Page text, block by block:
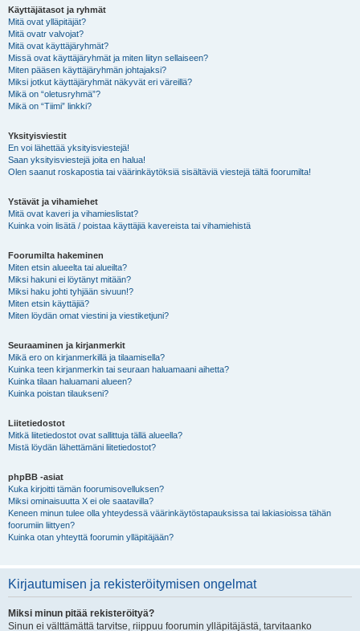
Käyttäjätasot ja ryhmät
Mitä ovat ylläpitäjät?
Mitä ovatr valvojat?
Mitä ovat käyttäjäryhmät?
Missä ovat käyttäjäryhmät ja miten liityn sellaiseen?
Miten pääsen käyttäjäryhmän johtajaksi?
Miksi jotkut käyttäjäryhmät näkyvät eri väreillä?
Mikä on “oletusryhmä”?
Mikä on “Tiimi” linkki?
Yksityisviestit
En voi lähettää yksityisviestejä!
Saan yksityisviestejä joita en halua!
Olen saanut roskapostia tai väärinkäytöksiä sisältäviä viestejä tältä foorumilta!
Ystävät ja vihamiehet
Mitä ovat kaveri ja vihamieslistat?
Kuinka voin lisätä / poistaa käyttäjiä kavereista tai vihamiehistä
Foorumilta hakeminen
Miten etsin alueelta tai alueilta?
Miksi hakuni ei löytänyt mitään?
Miksi haku johti tyhjään sivuun!?
Miten etsin käyttäjiä?
Miten löydän omat viestini ja viestiketjuni?
Seuraaminen ja kirjanmerkit
Mikä ero on kirjanmerkillä ja tilaamisella?
Kuinka teen kirjanmerkin tai seuraan haluamaani aihetta?
Kuinka tilaan haluamani alueen?
Kuinka poistan tilaukseni?
Liitetiedostot
Mitkä liitetiedostot ovat sallittuja tällä alueella?
Mistä löydän lähettämäni liitetiedostot?
phpBB -asiat
Kuka kirjoitti tämän foorumisovelluksen?
Miksi ominaisuutta X ei ole saatavilla?
Keneen minun tulee olla yhteydessä väärinkäytöstapauksissa tai lakiasioissa tähän
foorumiin liittyen?
Kuinka otan yhteyttä foorumin ylläpitäjään?
Kirjautumisen ja rekisteröitymisen ongelmat
Miksi minun pitää rekisteröityä?
Sinun ei välttämättä tarvitse, riippuu foorumin ylläpitäjästä, tarvitaanko